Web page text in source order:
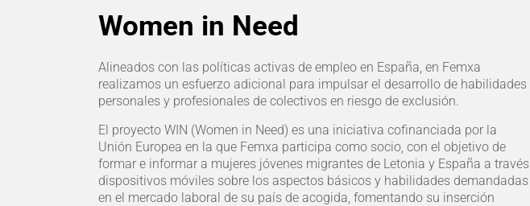
Women in Need
Alineados con las políticas activas de empleo en España, en Femxa
realizamos un esfuerzo adicional para impulsar el desarrollo de habilidades
personales y profesionales de colectivos en riesgo de exclusión.
El proyecto WIN (Women in Need) es una iniciativa cofinanciada por la
Unión Europea en la que Femxa participa como socio, con el objetivo de
formar e informar a mujeres jóvenes migrantes de Letonia y España a través
dispositivos móviles sobre los aspectos básicos y habilidades demandadas
en el mercado laboral de su país de acogida, fomentando su inserción